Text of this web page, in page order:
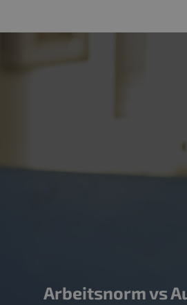
Arbeitsnorm vs